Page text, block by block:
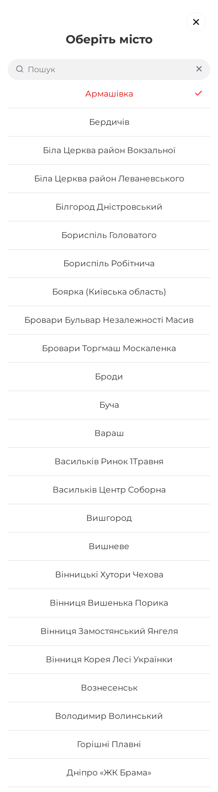
Оберіть місто
Армашівка
Бердичів
Біла Церква район Вокзальної
Біла Церква район Леваневського
Білгород Дністровський
Бориспіль Головатого
Бориспіль Робітнича
Боярка (Київська область)
Бровари Бульвар Незалежності Масив
Бровари Торгмаш Москаленка
Броди
Буча
Вараш
Васильків Ринок 1Травня
Васильків Центр Соборна
Вишгород
Вишневе
Вінницькі Хутори Чехова
Вінниця Вишенька Порика
Вінниця Замостянський Янгеля
Вінниця Корея Лесі Українки
Вознесенськ
Володимир Волинський
Горішні Плавні
Дніпро «ЖК Брама»
Доставка суші в
обирайте страви, які вам подобаються про все інше ми
подбаємо
Акція тижня Сети Роли від шефа
Філадельфія
Філадельфія з тунцем Maxi(вдвічі
більше риби)
Вага: 350 г Склад: рис, норі, сир філадельфія, огірок,
Філадельфія з вугрем MAXi (вдвічі
більше риби)
Вага: 355 г Склад: рис, норі, сир філадельфія, огірок,
405₴